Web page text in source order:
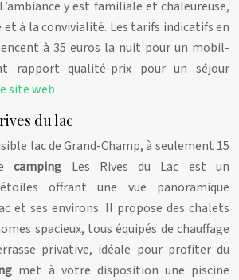
y est familiale et chaleureuse,
à la convivialité. Les tarifs indicatifs en
à 35 euros la nuit pour un mobil-
rapport qualité-prix pour un séjour
site web
du lac
lac de Grand-Champ, à seulement 15
camping Les Rives du Lac est un
offrant une vue panoramique
et ses environs. Il propose des chalets
spacieux, tous équipés de chauffage
privative, idéale pour profiter du
met à votre disposition une piscine